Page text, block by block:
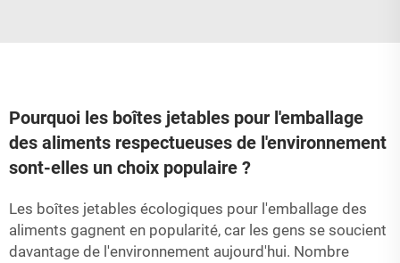
Pourquoi les boîtes jetables pour l'emballage
des aliments respectueuses de l'environnement
sont-elles un choix populaire ?
Les boîtes jetables écologiques pour l'emballage des
aliments gagnent en popularité, car les gens se soucient
davantage de l'environnement aujourd'hui. Nombre